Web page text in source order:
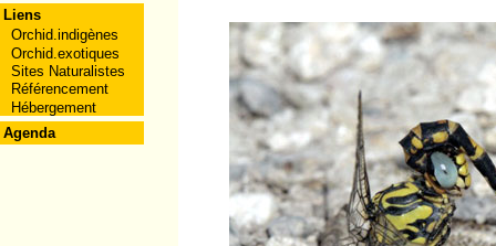
Liens
Orchid.indigènes
Orchid.exotiques
Sites Naturalistes
Référencement
Hébergement
Agenda